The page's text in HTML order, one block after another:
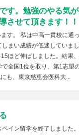
す。勉強のやる気
させて頂きます！！
す。 私は中高一貫校に通
まい成績が低迷していま
ほど伸ばしました。結果
全国1位を取り、第1志望
も、東京慈恵会医科大...
イン留学を終了しました